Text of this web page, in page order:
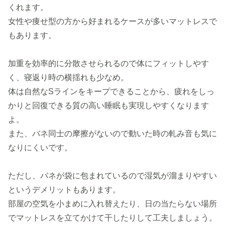
くれます。
女性や痩せ型の方から好まれるケースが多いマットレスで
もあります。
加重を効率的に分散させられるので体にフィットしやす
く、寝返り時の横揺れも少なめ。
体は自然なSラインをキープできることから、疲れをしっ
かりと回復できる質の高い睡眠も実現しやすくなります
よ。
また、バネ同士の摩擦がないので動いた時の軋み音も気に
なりにくいです。
ただし、バネが袋に包まれているので湿気が溜まりやすい
というデメリットもあります。
部屋の空気を小まめに入れ替えたり、日の当たらない場所
でマットレスを立てかけて干したりして工夫しましょう。